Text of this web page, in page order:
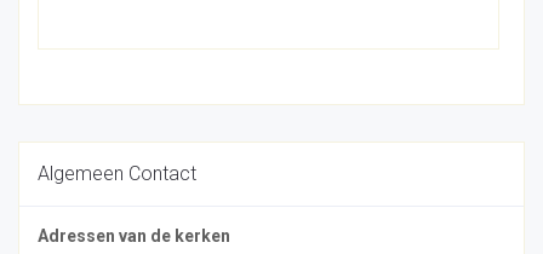
Algemeen Contact
Adressen van de kerken